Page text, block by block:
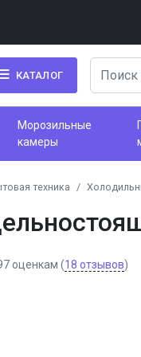
КАТАЛОГ
Морозильные
камеры
техника
оценкам (18 отзывов)